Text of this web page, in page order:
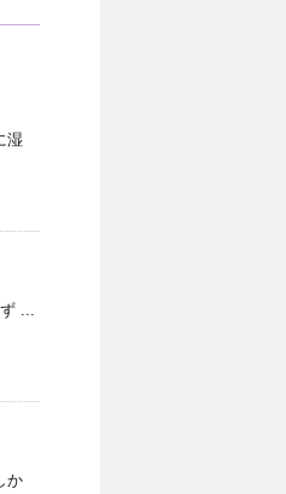
湿
...
か